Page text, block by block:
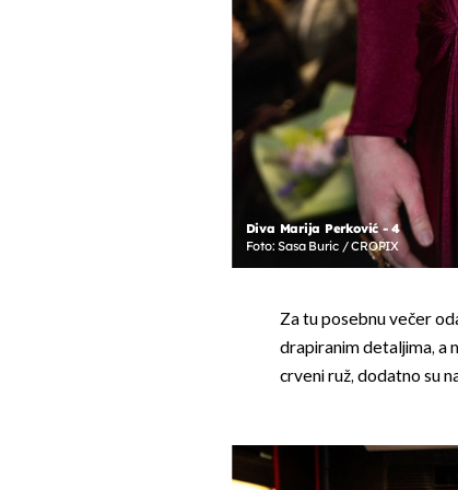
Diva Marija Perković - 4
Foto: Sasa Buric / CROPIX
Za tu posebnu večer
drapiranim detaljima, a
crveni ruž, dodatno su